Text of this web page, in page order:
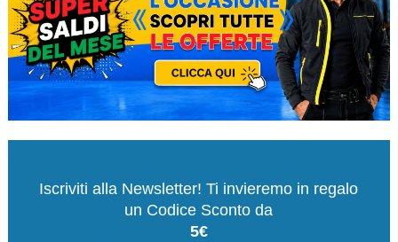
Iscriviti alla Newsletter! Ti invieremo in regalo
un Codice Sconto da
5€